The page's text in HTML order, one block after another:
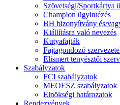
Szövetségi/Sportkártya
Champion ügyintézés
BH bizonyítvány és/
Kiállításra való nevezés
Kutyafajták
Fajtagondozó
Elismert tenyésztői
Szabályzatok
FCI szabályzatok
MEOESZ szabályzatok
Elnökségi határozatok
Rendezvények